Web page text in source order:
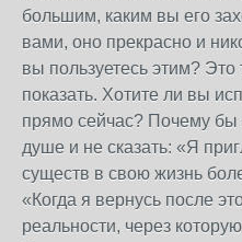
большим, каким вы его
вами, оно прекрасно и
вы пользуетесь этим? Это
показать. Хотите ли вы
прямо сейчас? Почему бы
душе и не сказать: «Я
существ в свою жизнь
«Когда я вернусь после
реальности, через